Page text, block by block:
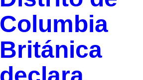
Columbia
Británica